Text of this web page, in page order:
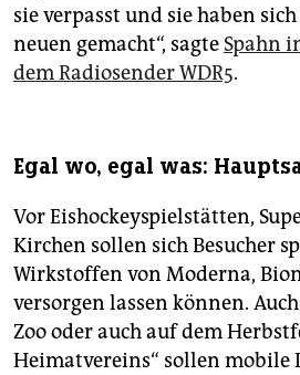
sie verpasst und sie haben
neuen gemacht“, sagte Spahn
dem Radiosender WDR5.
Egal wo, egal was:
Vor Eishockeyspielstätten,
Kirchen sollen sich Besucher
Wirkstoffen von Moderna,
versorgen lassen können.
Zoo oder auch auf dem
Heimatvereins“ sollen